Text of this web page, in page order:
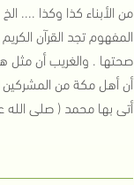
من الأبناء كذا وكذا ....
المفهوم تجد القرآن
صحتها . والغريب أن مثل
أن أهل مكة من المشركين
أتى بها محمد ( صلى الله